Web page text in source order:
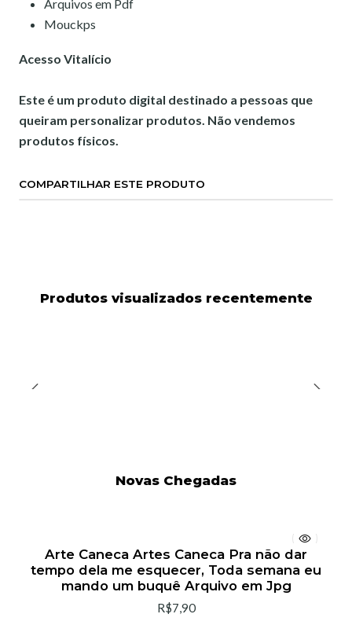
Arquivos em Pdf
Mouckps
Acesso Vitalício
Este é um produto digital destinado a pessoas que
queiram personalizar produtos. Não vendemos
produtos físicos.
COMPARTILHAR ESTE PRODUTO
Produtos visualizados recentemente
Novas Chegadas
Arte Caneca Artes Caneca Pra não dar
tempo dela me esquecer, Toda semana eu
mando um buquê Arquivo em Jpg
R$7,90